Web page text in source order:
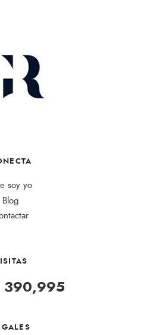
soy yo
Blog
390,995